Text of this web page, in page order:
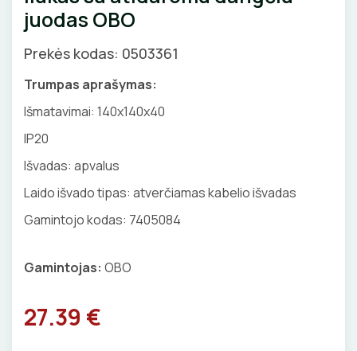
Pirties apšvietimas
Augalų apšvietimas
Valdikliai, pulteliai
Judesio davikliai
Šviestuvų priedai
GNYBTAI
ANTGALIAI
IZOLIACINĖS JUOSTOS
SANDARIKLIAI
TERMO VAMZDELIAI, PIRŠTINĖS
juodas OBO
Prekės kodas: 0503361
Trumpas aprašymas:
Išmatavimai: 140x140x40
IP20
Išvadas: apvalus
Laido išvado tipas: atverčiamas kabelio išvadas
Gamintojo kodas: 7405084
Gamintojas: OBO
27.39 €